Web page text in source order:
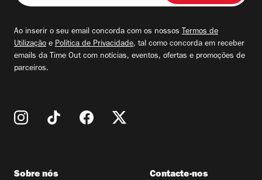
seu
Ao inserir o seu email concorda com os nossos Termos de
Utilização e Política de Privacidade, tal como concorda em receber
emails da Time Out com notícias, eventos, ofertas e promoções de
parceiros.
Sobre nós Contacte-nos